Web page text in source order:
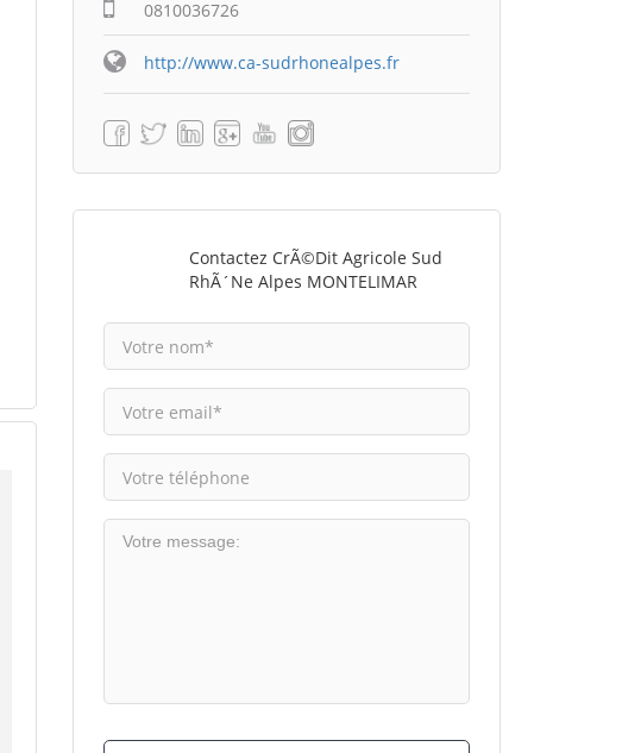
0810036726
http://www.ca-sudrhonealpes.fr
Contactez CrÃ©dit Agricole Sud
RhÃ´ne Alpes MONTELIMAR